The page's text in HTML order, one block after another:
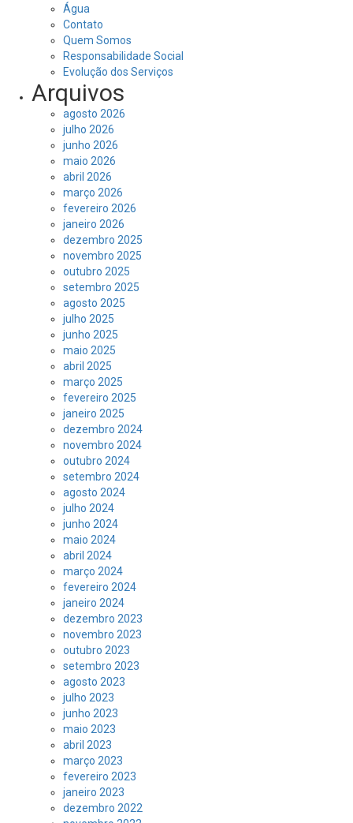
Água
Contato
Quem Somos
Responsabilidade Social
Evolução dos Serviços
Arquivos
agosto 2026
julho 2026
junho 2026
maio 2026
abril 2026
março 2026
fevereiro 2026
janeiro 2026
dezembro 2025
novembro 2025
outubro 2025
setembro 2025
agosto 2025
julho 2025
junho 2025
maio 2025
abril 2025
março 2025
fevereiro 2025
janeiro 2025
dezembro 2024
novembro 2024
outubro 2024
setembro 2024
agosto 2024
julho 2024
junho 2024
maio 2024
abril 2024
março 2024
fevereiro 2024
janeiro 2024
dezembro 2023
novembro 2023
outubro 2023
setembro 2023
agosto 2023
julho 2023
junho 2023
maio 2023
abril 2023
março 2023
fevereiro 2023
janeiro 2023
dezembro 2022